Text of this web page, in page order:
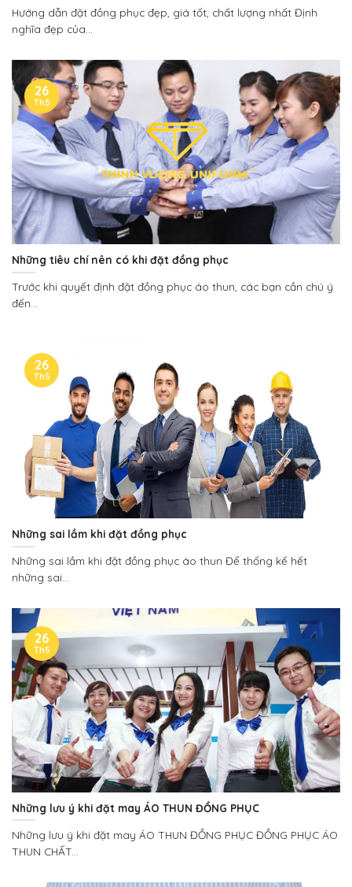
Hướng dẫn đặt đồng phục đẹp, giá tốt, chất lượng nhất Định
nghĩa đẹp của...
Những tiêu chí nên có khi đặt đồng phục
Trước khi quyết định đặt đồng phục áo thun, các bạn cần chú ý
đến...
26
Th5
Những sai lầm khi đặt đồng phục
Những sai lầm khi đặt đồng phục áo thun Để thống kế hết
những sai...
26
Th5
Những lưu ý khi đặt may ÁO THUN ĐỒNG PHỤC
Những lưu ý khi đặt may ÁO THUN ĐỒNG PHỤC ĐỒNG PHỤC ÁO
THUN CHẤT...
26
Th5